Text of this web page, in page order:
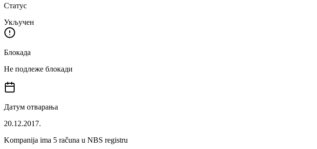
Статус
Укључен
Блокада
Не подлеже блокади
Датум отварања
20.12.2017.
Kompanija ima 5 računa u NBS registru